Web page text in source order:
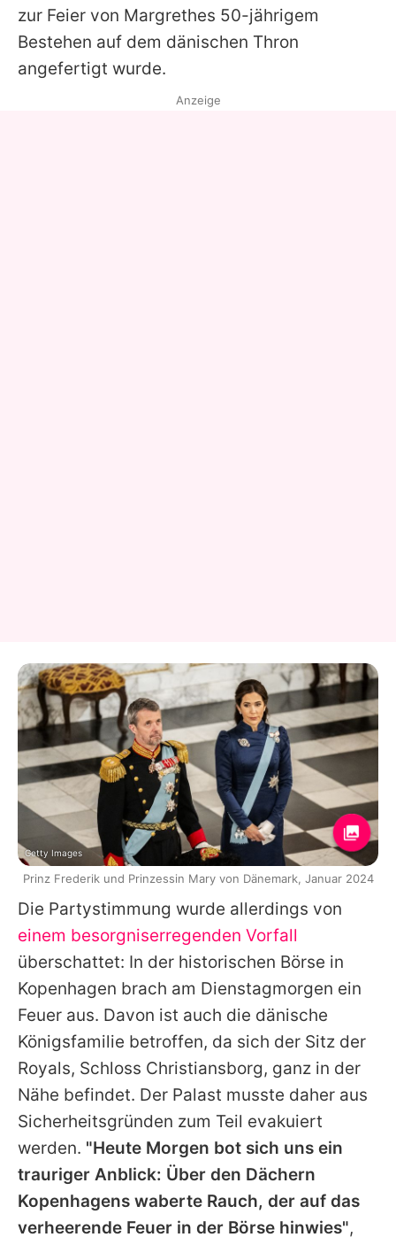
zur Feier von Margrethes 50-jährigem
Bestehen auf dem dänischen Thron
angefertigt wurde.
Die Partystimmung wurde allerdings von
einem besorgniserregenden Vorfall
überschattet: In der historischen Börse in
Kopenhagen brach am Dienstagmorgen ein
Feuer aus. Davon ist auch die dänische
Königsfamilie betroffen, da sich der Sitz der
Royals, Schloss Christiansborg, ganz in der
Nähe befindet. Der Palast musste daher aus
Sicherheitsgründen zum Teil evakuiert
werden. "Heute Morgen bot sich uns ein
trauriger Anblick: Über den Dächern
Kopenhagens waberte Rauch, der auf das
verheerende Feuer in der Börse hinwies",
Anzeige
Getty Images
Prinz Frederik und Prinzessin Mary von Dänemark, Januar 2024